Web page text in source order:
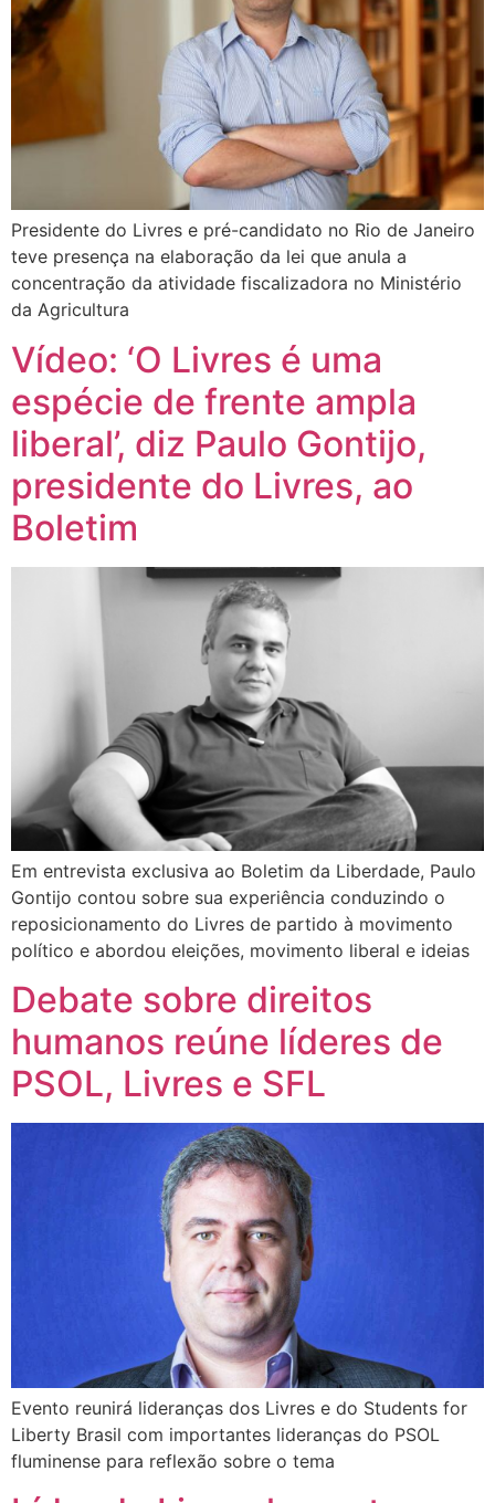
Presidente do Livres e pré-candidato no Rio de Janeiro
teve presença na elaboração da lei que anula a
concentração da atividade fiscalizadora no Ministério
da Agricultura
Vídeo: ‘O Livres é uma
espécie de frente ampla
liberal’, diz Paulo Gontijo,
presidente do Livres, ao
Boletim
Em entrevista exclusiva ao Boletim da Liberdade, Paulo
Gontijo contou sobre sua experiência conduzindo o
reposicionamento do Livres de partido à movimento
político e abordou eleições, movimento liberal e ideias
Debate sobre direitos
humanos reúne líderes de
PSOL, Livres e SFL
Evento reunirá lideranças dos Livres e do Students for
Liberty Brasil com importantes lideranças do PSOL
fluminense para reflexão sobre o tema